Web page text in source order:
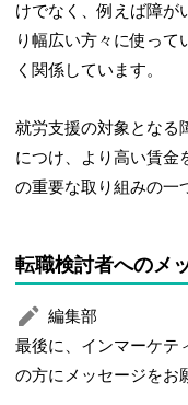
けでなく、例えば障が
り幅広い方々に使って
く関係しています。
就労支援の対象となる
につけ、より高い賃金
の重要な取り組みの一
転職検討者へのメ
編集部
最後に、インマーケテ
の方にメッセージをお